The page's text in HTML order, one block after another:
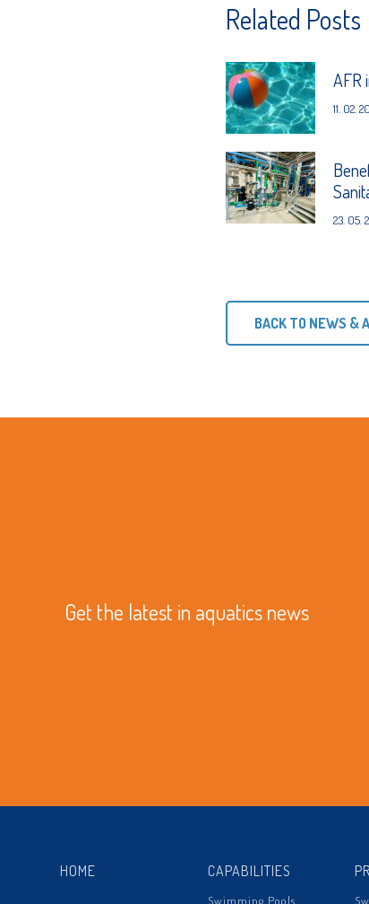
Related Posts
AFR
11. 02.
23. 05.
BACK TO NEWS &
Get the latest in aquatics news
HOME CAPABILITIES
Swimming Pools